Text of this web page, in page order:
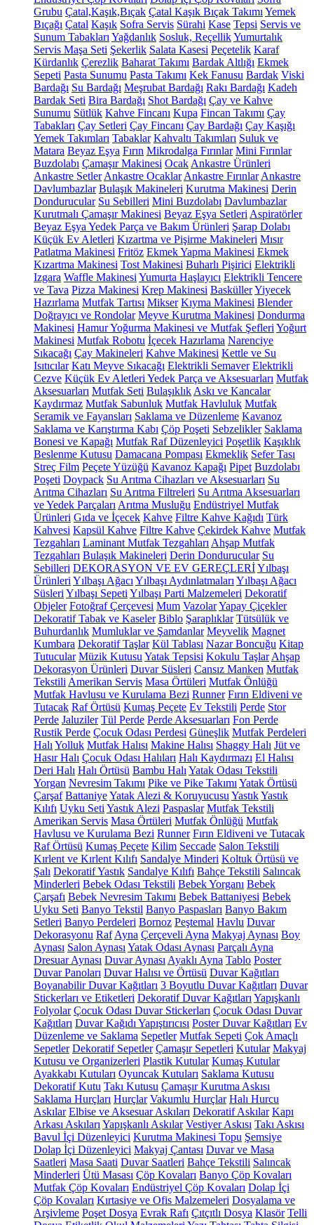
Grubu Çatal,Kaşık,Bıçak Çatal Kaşık Bıçak Takımı Yemek
Bıçağı Çatal Kaşık Sofra Servis Sürahi Kase Tepsi Servis ve
Sunum Tabakları Yağdanlık Sosluk, ReçellikYumurtalık
Servis Maşa Seti Şekerlik Salata Kasesi Peçetelik Karaf
Kürdanlık Çerezlik Baharat Takımı Bardak Altlığı Ekmek
Sepeti Pasta Sunumu Pasta Takımı Kek Fanusu Bardak Viski
Bardağı Su Bardağı Meşrubat Bardağı Rakı Bardağı Kadeh
Bardak Seti Bira Bardağı Shot Bardağı Çay ve Kahve
Sunumu Sütlük Kahve Fincanı Kupa Fincan Takımı Çay
Tabakları Çay Setleri Çay Fincanı Çay Bardağı Çay Kaşığı
Yemek Takımları Tabaklar Kahvaltı Takımları Suluk ve
Matara Beyaz Eşya Fırın Mikrodalga Fırınlar Mini Fırınlar
Buzdolabı Çamaşır Makinesi Ocak Ankastre Ürünleri
Ankastre Setler Ankastre Ocaklar Ankastre Fırınlar Ankastre
Davlumbazlar Bulaşık Makineleri Kurutma Makinesi Derin
Dondurucular Su Sebilleri Mini Buzdolabı Davlumbazlar
Kurutmalı Çamaşır Makinesi Beyaz Eşya Setleri Aspiratörler
Beyaz Eşya Yedek Parça ve Bakım Ürünleri Şarap Dolabı
Küçük Ev Aletleri Kızartma ve Pişirme Makineleri Mısır
Patlatma Makinesi Fritöz Ekmek Yapma Makinesi Ekmek
Kızartma Makinesi Tost Makinesi Buharlı Pişirici Elektrikli
Izgara Waffle Makinesi Yumurta Haşlayıcı Elektrikli Tencere
ve Tava Pizza Makinesi Krep Makinesi BasküllerYiyecek
Hazırlama Mutfak Tartısı Mikser Kıyma Makinesi Blender
Doğrayıcı ve Rondolar Meyve Kurutma Makinesi Dondurma
Makinesi Hamur Yoğurma Makinesi ve Mutfak Şefleri Yoğurt
Makinesi Mutfak Robotu İçecek Hazırlama Narenciye
Sıkacağı Çay Makineleri Kahve Makinesi Kettle ve Su
Isıtıcılar Katı Meyve Sıkacağı Elektrikli Semaver Elektrikli
Cezve Küçük Ev Aletleri Yedek Parça ve Aksesuarları Mutfak
Aksesuarları Mutfak Seti Bulaşıklık Askı ve Kancalar
Kaydırmaz Mutfak Sabunluk Mutfak Havluluk Mutfak
Seramik ve Fayansları Saklama ve Düzenleme Kavanoz
Saklama ve Karıştırma Kabı Çöp Poşeti Sebzelikler Saklama
Bonesi ve Kapağı Mutfak Raf Düzenleyici Poşetlik Kaşıklık
Beslenme Kutusu Damacana Pompası Ekmeklik Sefer Tası
Streç Film Peçete Yüzüğü Kavanoz Kapağı Pipet Buzdolabı
Poşeti Doypack Su Arıtma Cihazları ve Aksesuarları Su
Arıtma Cihazları Su Arıtma Filtreleri Su Arıtma Aksesuarları
ve Yedek Parçaları Arıtma Musluğu Endüstriyel Mutfak
Ürünleri Gıda ve İçecek Kahve Filtre Kahve Kağıdı Türk
Kahvesi Kapsül Kahve Filtre Kahve Çekirdek Kahve Mutfak
Tezgahları Laminant Mutfak Tezgahları Ahşap Mutfak
Tezgahları Bulaşık Makineleri Derin Dondurucular Su
Sebilleri DEKORASYON VE EV GEREÇLERİYılbaşı
Ürünleri Yılbaşı Ağacı Yılbaşı Aydınlatmaları Yılbaşı Ağacı
Süsleri Yılbaşı Sepeti Yılbaşı Parti Malzemeleri Dekoratif
Objeler Fotoğraf Çerçevesi Mum VazolarYapay Çiçekler
Dekoratif Tabak ve Kaseler Biblo Şaraplıklar Tütsülük ve
Buhurdanlık Mumluklar ve Şamdanlar Meyvelik Magnet
Kumbara Dekoratif Taşlar Kül Tablası Nazar Boncuğu Kitap
Tutucular Müzik Kutusu Yatak Tepsisi Kokulu Taşlar Ahşap
Dekorasyon Ürünleri Duvar Süsleri Cansız Manken Mutfak
Tekstili Amerikan Servis Masa Örtüleri Mutfak Önlüğü
Mutfak Havlusu ve Kurulama Bezi Runner Fırın Eldiveni ve
Tutacak Raf Örtüsü Kumaş Peçete Ev Tekstili Perde Stor
Perde Jaluziler Tül Perde Perde Aksesuarları Fon Perde
Rustik Perde Çocuk Odası Perdesi Güneşlik Mutfak Perdeleri
Halı Yolluk Mutfak Halısı Makine Halısı Shaggy Halı Jüt ve
Hasır Halı Çocuk Odası Halıları Halı Kaydırmazı El Halısı
Deri Halı Halı Örtüsü Bambu Halı Yatak Odası Tekstili
Yorgan Nevresim Takımı Pike ve Pike Takımı Yatak Örtüsü
Çarşaf BattaniyeYatak Alezi & Koruyucusu YastıkYastık
Kılıfı Uyku Seti Yastık Alezi Paspaslar Mutfak Tekstili
Amerikan Servis Masa Örtüleri Mutfak Önlüğü Mutfak
Havlusu ve Kurulama Bezi Runner Fırın Eldiveni ve Tutacak
Raf Örtüsü Kumaş Peçete Kilim Seccade Salon Tekstili
Kırlent ve Kırlent Kılıfı Sandalye Minderi Koltuk Örtüsü ve
Şalı Dekoratif Yastık Sandalye Kılıfı Bahçe Tekstili Salıncak
Minderleri Bebek Odası Tekstili Bebek Yorganı Bebek
Çarşafı Bebek Nevresim Takımı Bebek Battaniyesi Bebek
Uyku Seti Banyo Tekstil Banyo Paspasları Banyo Bakım
Setleri Banyo Perdeleri Bornoz Peştemal Havlu Duvar
Dekorasyonu Raf Ayna Çerçeveli Ayna Makyaj Aynası Boy
Aynası Salon Aynası Yatak Odası Aynası Parçalı Ayna
Dresuar Aynası Duvar Aynası Ayaklı Ayna Tablo Poster
Duvar Panoları Duvar Halısı ve Örtüsü Duvar Kağıtları
Boyanabilir Duvar Kağıtları 3 Boyutlu Duvar Kağıtları Duvar
Stickerları ve Etiketleri Dekoratif Duvar Kağıtları Yapışkanlı
Folyolar Çocuk Odası Duvar Stickerları Çocuk Odası Duvar
Kağıtları Duvar Kağıdı Yapıştırıcısı Poster Duvar Kağıtları Ev
Düzenleme ve Saklama Sepetler Mutfak Sepeti Çok Amaçlı
Sepetler Dekoratif Sepetler Çamaşır Sepetleri Kutular Makyaj
Kutusu ve Organizerleri Plastik Kutular Kumaş Kutular
Ayakkabı Kutuları Oyuncak Kutuları Saklama Kutusu
Dekoratif Kutu Takı Kutusu Çamaşır Kurutma Askısı
Saklama Hurçları Hurçlar Vakumlu Hurçlar Halı Hurcu
Askılar Elbise ve Aksesuar Askıları Dekoratif Askılar Kapı
Arkası Askıları Yapışkanlı Askılar Vestiyer Askısı Takı Askısı
Bavul İçi Düzenleyici Kurutma Makinesi Topu Şemsiye
Dolap İçi Düzenleyici Makyaj Çantası Duvar ve Masa
Saatleri Masa Saati Duvar Saatleri Bahçe Tekstili Salıncak
Minderleri Ütü Masası Çöp Kovaları Banyo Çöp Kovaları
Mutfak Çöp Kovaları Endüstriyel Çöp Kovaları Dolap İçi
Çöp Kovaları Kırtasiye ve Ofis Malzemeleri Dosyalama ve
Arşivleme Poşet Dosya Evrak Rafı Çıtçıtlı Dosya Klasör Telli